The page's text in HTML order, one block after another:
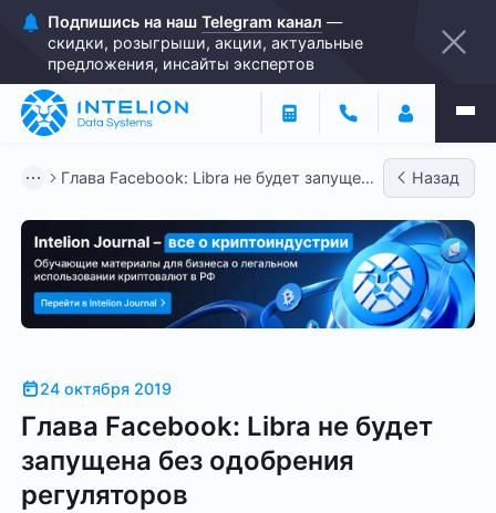
Подпишись на наш Telegram канал —
скидки, розыгрыши, акции, актуальные
предложения, инсайты экспертов
Глава Facebook: Libra не будет запущена
Назад
24 октября 2019
Глава Facebook: Libra не будет
запущена без одобрения
регуляторов